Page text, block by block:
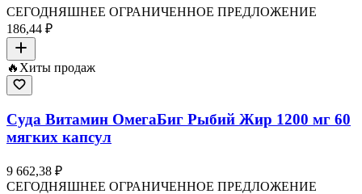
СЕГОДНЯШНЕЕ ОГРАНИЧЕННОЕ ПРЕДЛОЖЕНИЕ
186,44 ₽
🔥 Хиты продаж
Суда Витамин ОмегаБиг Рыбий Жир 1200 мг 60
мягких капсул
9 662,38 ₽
СЕГОДНЯШНЕЕ ОГРАНИЧЕННОЕ ПРЕДЛОЖЕНИЕ